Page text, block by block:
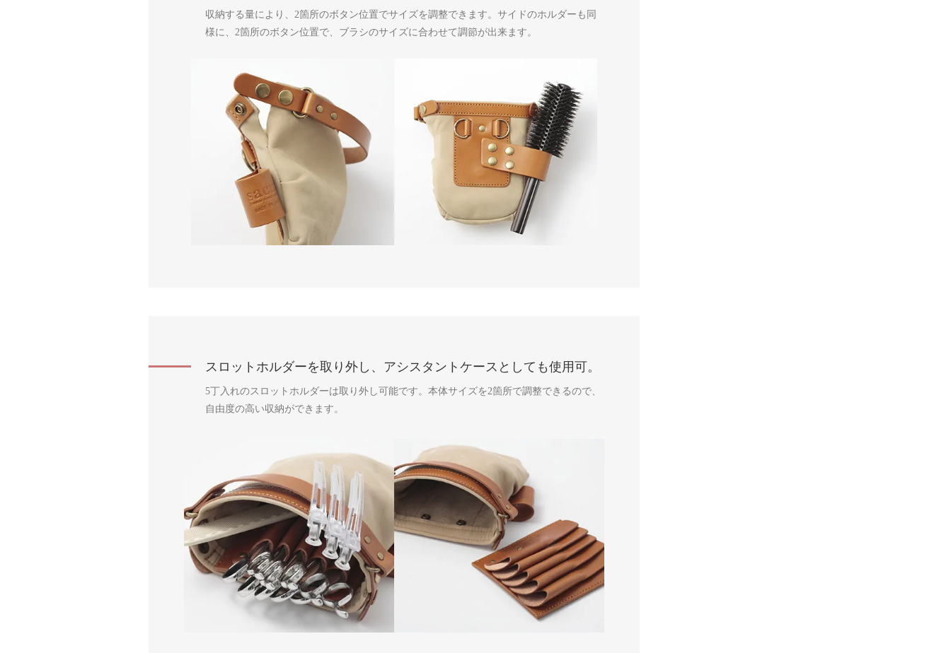
収納する量により、2箇所のボタン位置でサイズを調整できます。サイドのホルダーも同
様に、2箇所のボタン位置で、ブラシのサイズに合わせて調節が出来ます。
スロットホルダーを取り外し、アシスタントケースとしても使用可。
5丁入れのスロットホルダーは取り外し可能です。本体サイズを2箇所で調整できるので、
自由度の高い収納ができます。